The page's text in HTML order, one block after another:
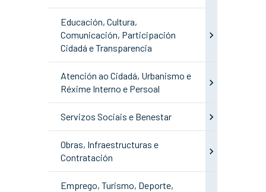
Educación, Cultura,
Comunicación, Participación
Cidadá e Transparencia
Atención ao Cidadá, Urbanismo e
Réxime Interno e Persoal
Servizos Sociais e Benestar
Obras, Infraestructuras e
Contratación
Emprego, Turismo, Deporte,